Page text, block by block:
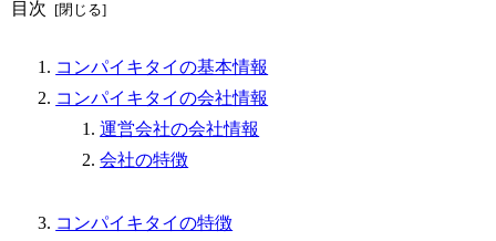
目次
コンパイキタイの基本情報
コンパイキタイの会社情報
運営会社の会社情報
会社の特徴
コンパイキタイの特徴